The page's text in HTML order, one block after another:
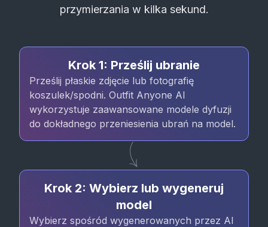
przymierzania w kilka sekund.
Krok 1: Prześlij ubranie
Prześlij płaskie zdjęcie lub fotografię
koszulek/spodni. Outfit Anyone AI
wykorzystuje zaawansowane modele dyfuzji
do dokładnego przeniesienia ubrań na model.
Krok 2: Wybierz lub wygeneruj
model
Wybierz spośród wygenerowanych przez AI